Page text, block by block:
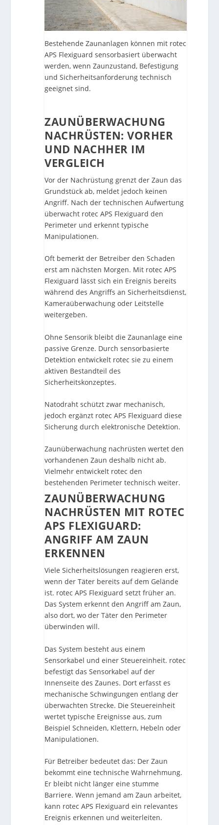
Bestehende Zaunanlagen können mit rotec
APS Flexiguard sensorbasiert überwacht
werden, wenn Zaunzustand, Befestigung
und Sicherheitsanforderung technisch
geeignet sind.
ZAUNÜBERWACHUNG
NACHRÜSTEN: VORHER
UND NACHHER IM
VERGLEICH
Vor der Nachrüstung grenzt der Zaun das
Grundstück ab, meldet jedoch keinen
Angriff. Nach der technischen Aufwertung
überwacht rotec APS Flexiguard den
Perimeter und erkennt typische
Manipulationen.
Oft bemerkt der Betreiber den Schaden
erst am nächsten Morgen. Mit rotec APS
Flexiguard lässt sich ein Ereignis bereits
während des Angriffs an Sicherheitsdienst,
Kameraüberwachung oder Leitstelle
weitergeben.
Ohne Sensorik bleibt die Zaunanlage eine
passive Grenze. Durch sensorbasierte
Detektion entwickelt rotec sie zu einem
aktiven Bestandteil des
Sicherheitskonzeptes.
Natodraht schützt zwar mechanisch,
jedoch ergänzt rotec APS Flexiguard diese
Sicherung durch elektronische Detektion.
Zaunüberwachung nachrüsten wertet den
vorhandenen Zaun deshalb nicht ab.
Vielmehr entwickelt rotec den
bestehenden Perimeter technisch weiter.
ZAUNÜBERWACHUNG
NACHRÜSTEN MIT ROTEC
APS FLEXIGUARD:
ANGRIFF AM ZAUN
ERKENNEN
Viele Sicherheitslösungen reagieren erst,
wenn der Täter bereits auf dem Gelände
ist. rotec APS Flexiguard setzt früher an.
Das System erkennt den Angriff am Zaun,
also dort, wo der Täter den Perimeter
überwinden will.
Das System besteht aus einem
Sensorkabel und einer Steuereinheit. rotec
befestigt das Sensorkabel auf der
Innenseite des Zaunes. Dort erfasst es
mechanische Schwingungen entlang der
überwachten Strecke. Die Steuereinheit
wertet typische Ereignisse aus, zum
Beispiel Schneiden, Klettern, Hebeln oder
Manipulationen.
Für Betreiber bedeutet das: Der Zaun
bekommt eine technische Wahrnehmung.
Er bleibt nicht länger eine stumme
Barriere. Wenn jemand am Zaun arbeitet,
kann rotec APS Flexiguard ein relevantes
Ereignis erkennen und weiterleiten.